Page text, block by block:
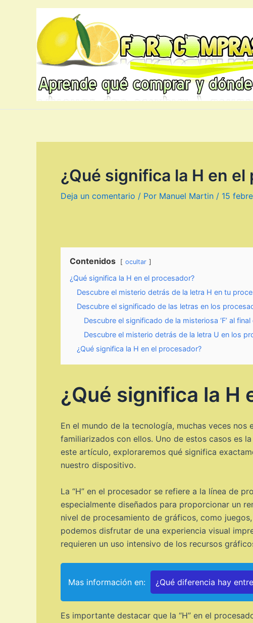
¿Qué significa la H en el
Deja un comentario / Por Manuel Martin / 15
Contenidos ocultar
¿Qué significa la H en el procesador?
Descubre el misterio detrás de la letra H en tu
Descubre el significado de las letras en los
Descubre el significado de la misteriosa ‘F’ al
Descubre el misterio detrás de la letra U en los
¿Qué significa la H en el procesador?
¿Qué significa la H
En el mundo de la tecnología, muchas veces
familiarizados con ellos. Uno de estos casos es
este artículo, exploraremos qué significa
nuestro dispositivo.
La “H” en el procesador se refiere a la línea de
especialmente diseñados para proporcionar un
nivel de procesamiento de gráficos, como
podemos disfrutar de una experiencia visual
requieren un uso intensivo de los recursos
Mas información en: ¿Qué diferencia hay
Es importante destacar que la “H” en el